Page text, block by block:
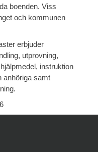
boenden. Viss
och kommunen
erbjuder
utprovning,
instruktion
anhöriga samt